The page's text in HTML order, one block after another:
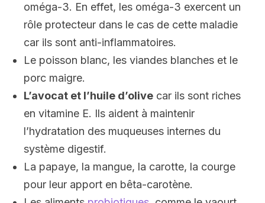
oméga-3. En effet, les oméga-3 exercent un
rôle protecteur dans le cas de cette maladie
car ils sont anti-inflammatoires.
Le poisson blanc, les viandes blanches et le
porc maigre.
L’avocat et l’huile d’olive car ils sont riches
en vitamine E. Ils aident à maintenir
l’hydratation des muqueuses internes du
système digestif.
La papaye, la mangue, la carotte, la courge
pour leur apport en bêta-carotène.